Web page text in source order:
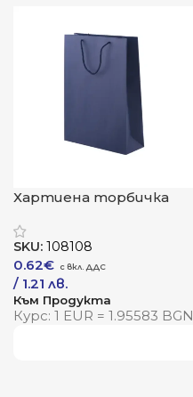
Хартиена торбичка
SKU: 108108
0.62€
/ 1.21 лв.
Към Продукта
Курс: 1 EUR = 1.95583 BGN